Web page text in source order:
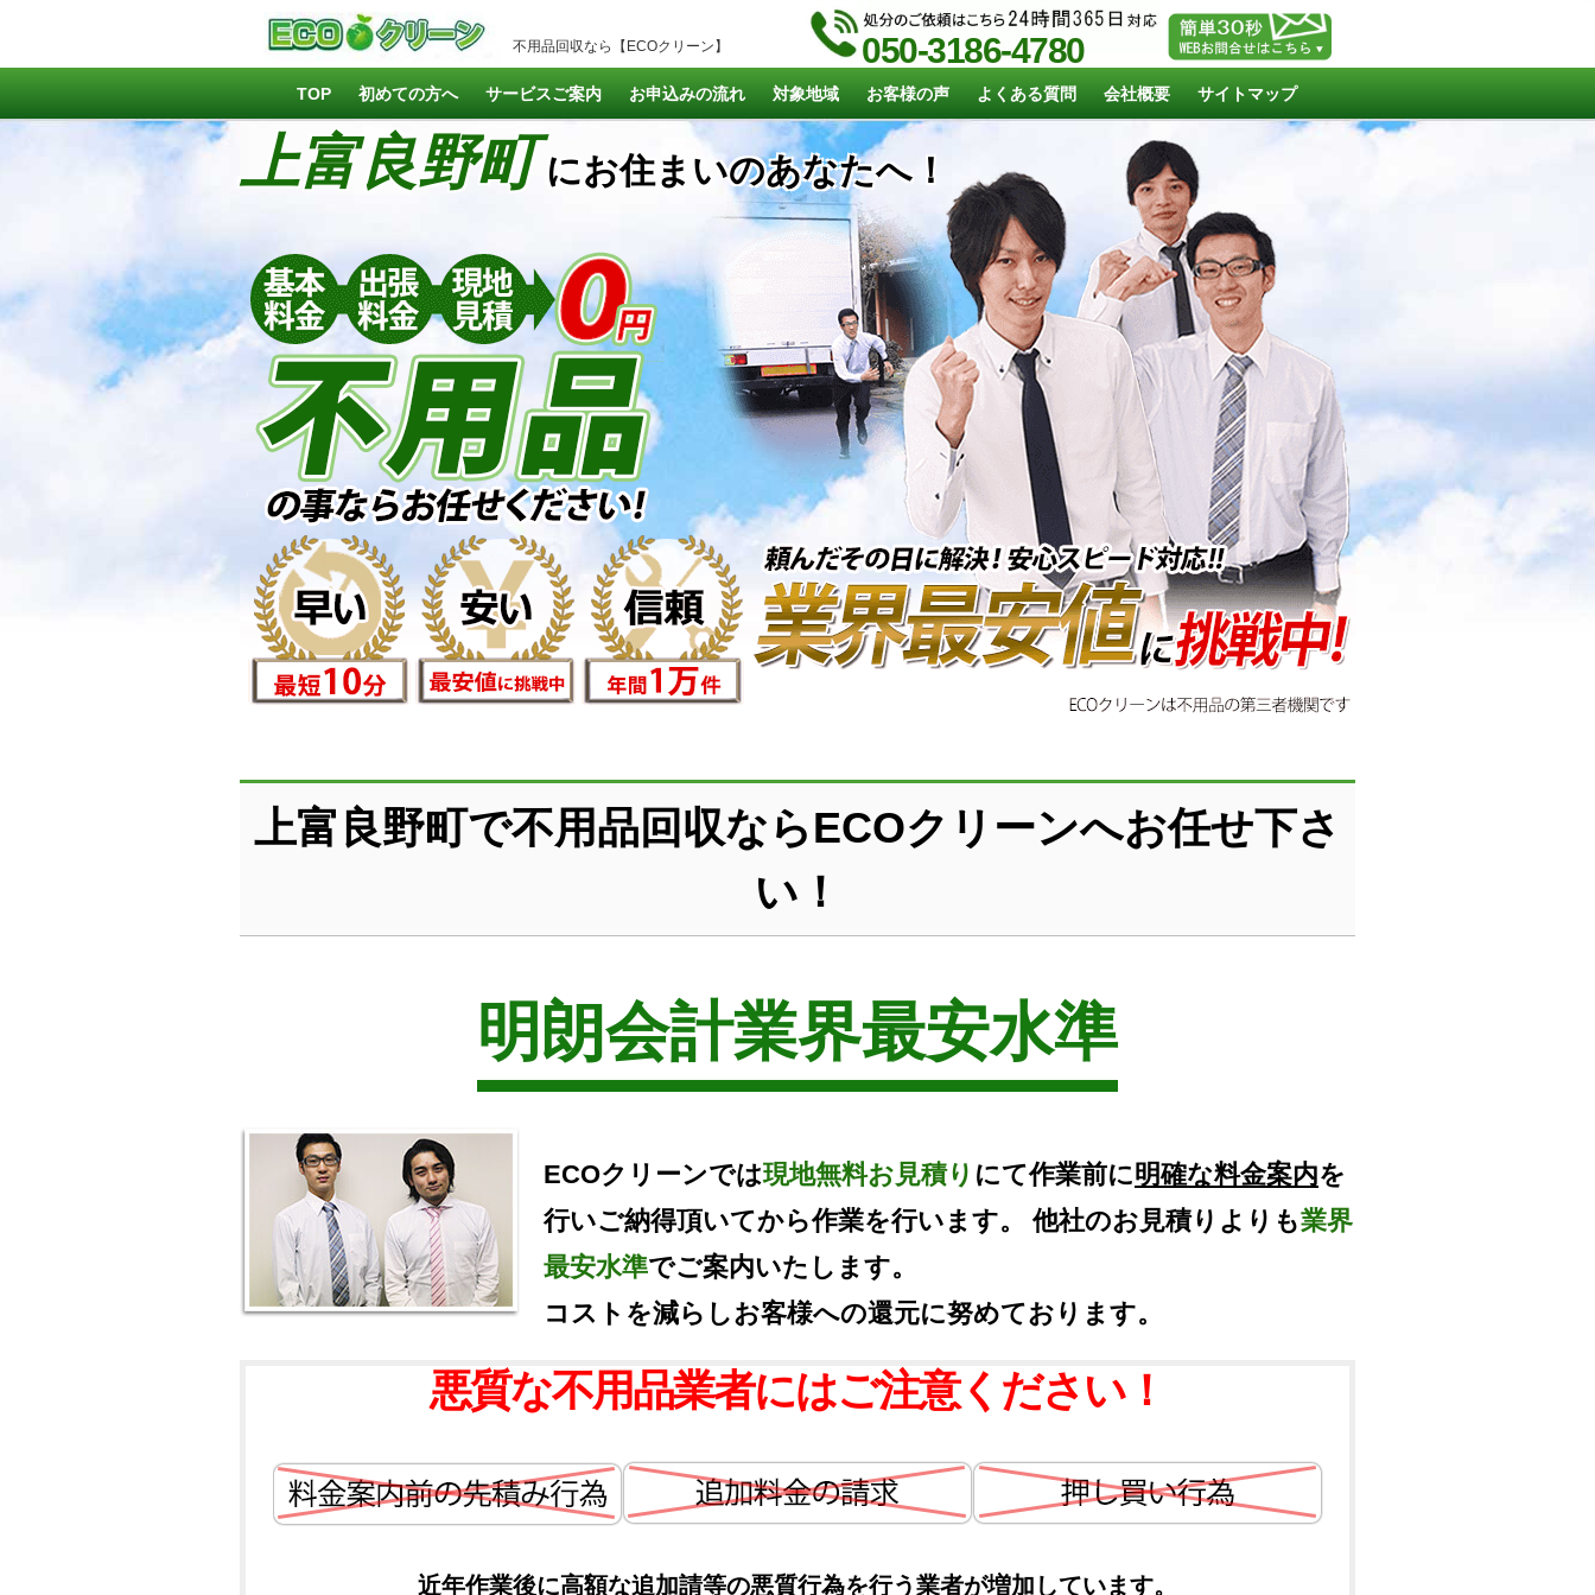
不用品回収なら【ECOクリーン】 050-3186-4780
TOP 初めての方へ サービスご案内 お申込みの流れ 対象地域 お客様の声 よくある質問 会社概要 サイトマップ
上富良野町 にお住まいのあなたへ！
上富良野町で不用品回収ならECOクリーンへお任せ下さ
い！
明朗会計業界最安水準
ECOクリーンでは現地無料お見積り にて作業前に明確な料金案内を
行いご納得頂いてから作業を行います。 他社のお見積りよりも業界
最安水準でご案内いたします。
コストを減らしお客様への還元に努めております。
悪質な不用品業者にはご注意ください！
近年作業後に高額な追加請等の悪質行為を行う業者が増加しています。